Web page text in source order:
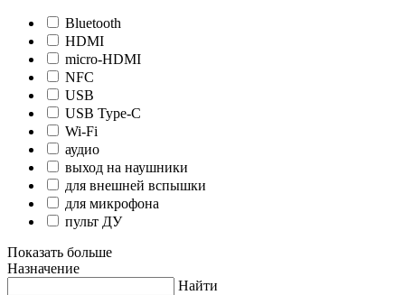
Bluetooth
HDMI
micro-HDMI
NFC
USB
USB Type-C
Wi-Fi
аудио
выход на наушники
для внешней вспышки
для микрофона
пульт ДУ
Показать больше
Назначение
Найти